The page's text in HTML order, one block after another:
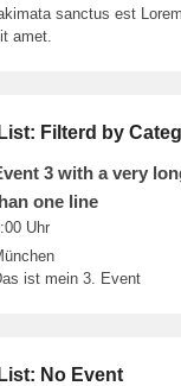
sanctus est
amet.
Filterd by
3 with a very
one line
Uhr
ist mein 3. Event
No Event